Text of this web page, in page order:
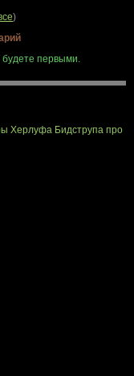
)
будете первыми.
Херлуфа Бидструпа про